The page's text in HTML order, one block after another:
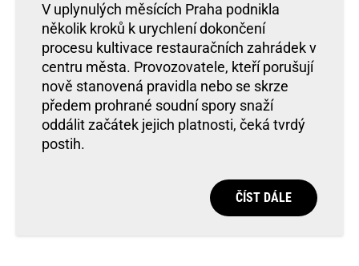
V uplynulých měsících Praha podnikla
několik kroků k urychlení dokončení
procesu kultivace restauračních zahrádek v
centru města. Provozovatele, kteří porušují
nově stanovená pravidla nebo se skrze
předem prohrané soudní spory snaží
oddálit začátek jejich platnosti, čeká tvrdý
postih.
ČÍST DÁLE